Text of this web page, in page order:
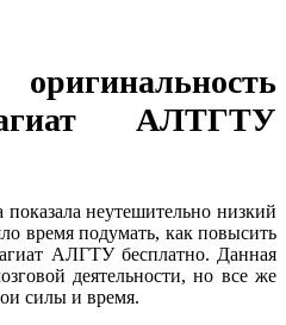
АЛТГТУ
неутешительно низкий
время подумать, как повысить
АЛГТУ бесплатно. Данная
деятельности, но все же
силы и время.